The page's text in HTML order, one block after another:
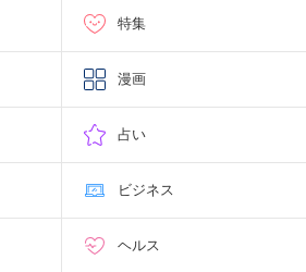
特集
漫画
占い
ビジネス
ヘルス